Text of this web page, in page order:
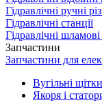
Гідравлічні ручні
Гідравлічні станції
Гідравлічні
Запчастини
Запчастини для
Вугільні щітки
Якоря і